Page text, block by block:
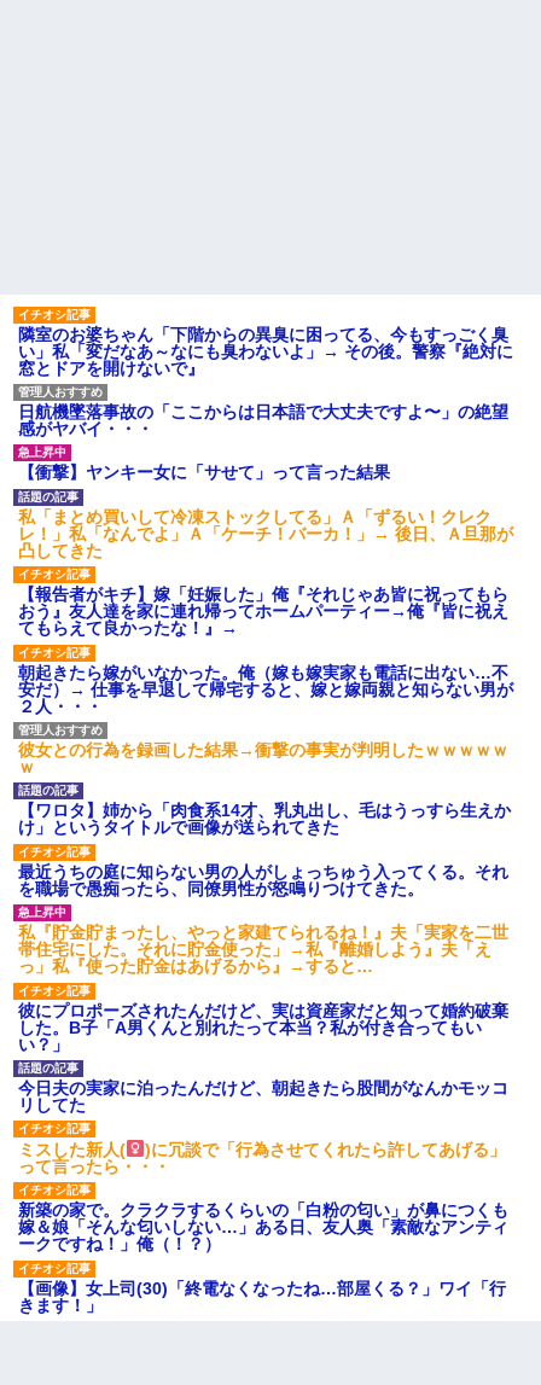
隣室のお婆ちゃん「下階からの異臭に困ってる、今もすっごく臭
い」私「変だなあ～なにも臭わないよ」→ その後。警察『絶対に
窓とドアを開けないで』
日航機墜落事故の「ここからは日本語で大丈夫ですよ〜」の絶望
感がヤバイ・・・
【衝撃】ヤンキー女に「サせて」って言った結果
私「まとめ買いして冷凍ストックしてる」Ａ「ずるい！クレク
レ！」私「なんでよ」Ａ「ケーチ！バーカ！」→ 後日、Ａ旦那が
凸してきた
【報告者がキチ】嫁「妊娠した」俺『それじゃあ皆に祝ってもら
おう』友人達を家に連れ帰ってホームパーティー→俺『皆に祝え
てもらえて良かったな！』→
朝起きたら嫁がいなかった。俺（嫁も嫁実家も電話に出ない…不
安だ）→ 仕事を早退して帰宅すると、嫁と嫁両親と知らない男が
２人・・・
彼女との行為を録画した結果→衝撃の事実が判明したｗｗｗｗｗ
ｗ
【ワロタ】姉から「肉食系14才、乳丸出し、毛はうっすら生えか
け」というタイトルで画像が送られてきた
最近うちの庭に知らない男の人がしょっちゅう入ってくる。それ
を職場で愚痴ったら、同僚男性が怒鳴りつけてきた。
私『貯金貯まったし、やっと家建てられるね！』夫「実家を二世
帯住宅にした。それに貯金使った」→私『離婚しよう』夫「え
っ」私『使った貯金はあげるから』→すると…
彼にプロポーズされたんだけど、実は資産家だと知って婚約破棄
した。B子「A男くんと別れたって本当？私が付き合ってもい
い？」
今日夫の実家に泊ったんだけど、朝起きたら股間がなんかモッコ
リしてた
ミスした新人(
)に冗談で「行為させてくれたら許してあげる」
って言ったら・・・
新築の家で。クラクラするくらいの「白粉の匂い」が鼻につくも
嫁＆娘「そんな匂いしない…」ある日、友人奥「素敵なアンティ
ークですね！」俺（！？）
【画像】女上司(30)「終電なくなったね…部屋くる？」ワイ「行
きます！」